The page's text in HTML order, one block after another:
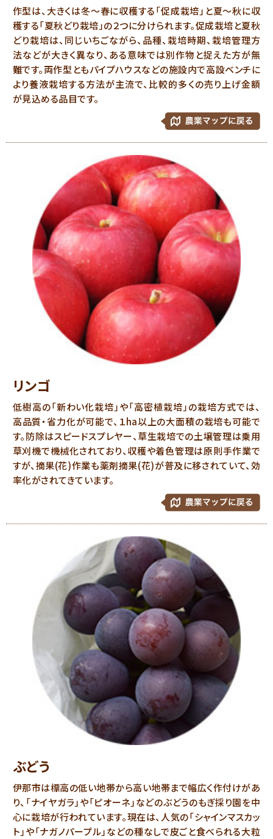
作型は、大きくは冬～春に収穫する「促成栽培」と夏～秋に収
穫する「夏秋どり栽培」の２つに分けられます。促成栽培と夏秋
どり栽培は、同じいちごながら、品種、栽培時期、栽培管理方
法などが大きく異なり、ある意味では別作物と捉えた方が無
難です。両作型ともパイプハウスなどの施設内で高設ベンチに
より養液栽培する方法が主流で、比較的多くの売り上げ金額
が見込める品目です。
リンゴ
低樹高の「新わい化栽培」や「高密植栽培」の栽培方式では、
高品質・省力化が可能で、１ha以上の大面積の栽培も可能で
す。防除はスピードスプレヤー、草生栽培での土壌管理は乗用
草刈機で機械化されており、収穫や着色管理は原則手作業で
すが、摘果(花)作業も薬剤摘果(花)が普及に移されていて、効
率化がされてきています。
ぶどう
伊那市は標高の低い地帯から高い地帯まで幅広く作付けがあ
り、「ナイヤガラ」や「ピオーネ」などのぶどうのもぎ採り園を中
心に栽培が行われています。現在は、人気の「シャインマスカッ
ト」や「ナガノパープル」などの種なしで皮ごと食べられる大粒